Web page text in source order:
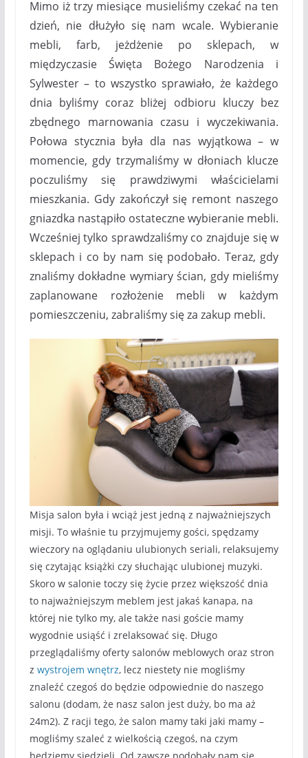
Mimo iż trzy miesiące musieliśmy czekać na ten
dzień, nie dłużyło się nam wcale. Wybieranie
mebli, farb, jeżdżenie po sklepach, w
międzyczasie Święta Bożego Narodzenia i
Sylwester – to wszystko sprawiało, że każdego
dnia byliśmy coraz bliżej odbioru kluczy bez
zbędnego marnowania czasu i wyczekiwania.
Połowa stycznia była dla nas wyjątkowa – w
momencie, gdy trzymaliśmy w dłoniach klucze
poczuliśmy się prawdziwymi właścicielami
mieszkania. Gdy zakończył się remont naszego
gniazdka nastąpiło ostateczne wybieranie mebli.
Wcześniej tylko sprawdzaliśmy co znajduje się w
sklepach i co by nam się podobało. Teraz, gdy
znaliśmy dokładne wymiary ścian, gdy mieliśmy
zaplanowane rozłożenie mebli w każdym
pomieszczeniu, zabraliśmy się za zakup mebli.
Misja salon była i wciąż jest jedną z najważniejszych
misji. To właśnie tu przyjmujemy gości, spędzamy
wieczory na oglądaniu ulubionych seriali, relaksujemy
się czytając książki czy słuchając ulubionej muzyki.
Skoro w salonie toczy się życie przez większość dnia
to najważniejszym meblem jest jakaś kanapa, na
której nie tylko my, ale także nasi goście mamy
wygodnie usiąść i zrelaksować się. Długo
przeglądaliśmy oferty salonów meblowych oraz stron
z wystrojem wnętrz, lecz niestety nie mogliśmy
znaleźć czegoś do będzie odpowiednie do naszego
salonu (dodam, że nasz salon jest duży, bo ma aż
24m2). Z racji tego, że salon mamy taki jaki mamy –
mogliśmy szaleć z wielkością czegoś, na czym